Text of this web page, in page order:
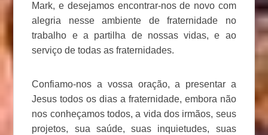
Mark, e desejamos encontrar-nos de novo com
alegria nesse ambiente de fraternidade no
trabalho e a partilha de nossas vidas, e ao
serviço de todas as fraternidades.
Confiamo-nos a vossa oração, a presentar a
Jesus todos os dias a fraternidade, embora não
nos conheçamos todos, a vida dos irmãos, seus
projetos, sua saúde, suas inquietudes, suas